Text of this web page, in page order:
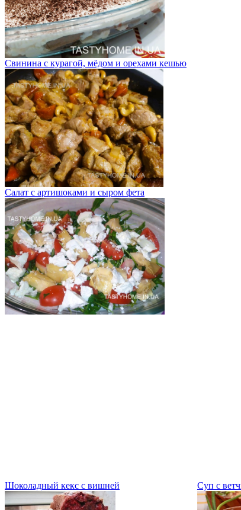
Свинина с курагой, мёдом и орехами кешью
Салат с артишоками и сыром фета
Шоколадный кекс с вишней Суп с